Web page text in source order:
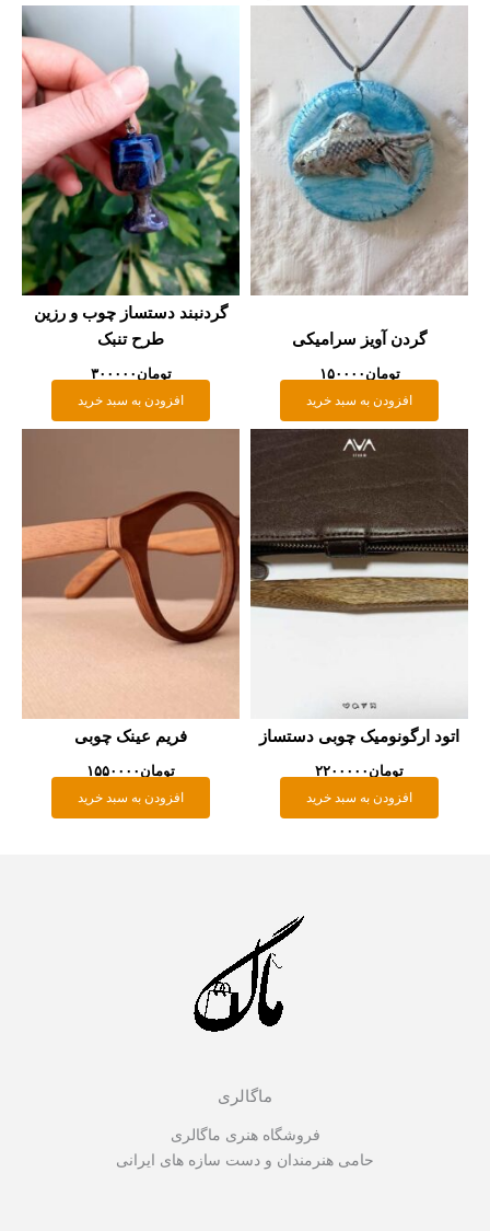
گردن آویز سرامیکی
۱۵۰۰۰۰
افزودن به سبد خرید
گردنبند دستساز چوب و رزین
طرح تنبک
۳۰۰۰۰۰
افزودن به سبد خرید
ارگونومیک چوبی دستساز
۲۲۰۰۰۰۰
افزودن به سبد خرید
فریم عینک چوبی
۱۵۵۰۰۰۰
افزودن به سبد خرید
ماگالری
فروشگاه هنری ماگالری
حامی هنرمندان و دست سازه های ایرانی